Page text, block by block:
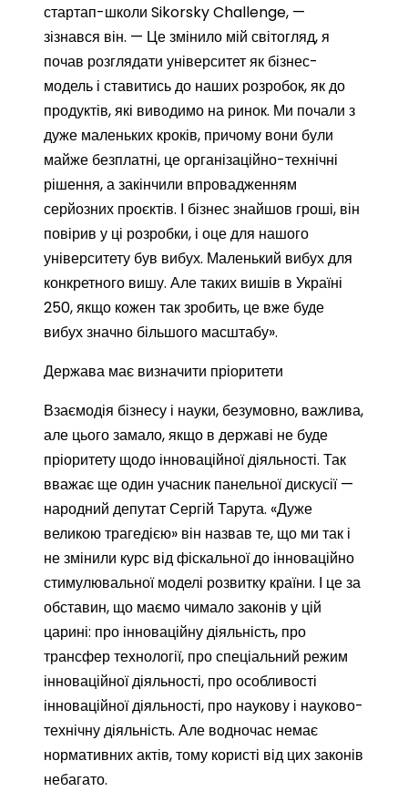
стартап-школи Sikorsky Challenge, —
зізнався він. — Це змінило мій світогляд, я
почав розглядати університет як бізнес-
модель і ставитись до наших розробок, як до
продуктів, які виводимо на ринок. Ми почали з
дуже маленьких кроків, причому вони були
майже безплатні, це організаційно-технічні
рішення, а закінчили впровадженням
серйозних проєктів. І бізнес знайшов гроші, він
повірив у ці розробки, і оце для нашого
університету був вибух. Маленький вибух для
конкретного вишу. Але таких вишів в Україні
250, якщо кожен так зробить, це вже буде
вибух значно більшого масштабу».
Держава має визначити пріоритети
Взаємодія бізнесу і науки, безумовно, важлива,
але цього замало, якщо в державі не буде
пріоритету щодо інноваційної діяльності. Так
вважає ще один учасник панельної дискусії —
народний депутат Сергій Тарута. «Дуже
великою трагедією» він назвав те, що ми так і
не змінили курс від фіскальної до інноваційно
стимулювальної моделі розвитку країни. І це за
обставин, що маємо чимало законів у цій
царині: про інноваційну діяльність, про
трансфер технології, про спеціальний режим
інноваційної діяльності, про особливості
інноваційної діяльності, про наукову і науково-
технічну діяльність. Але водночас немає
нормативних актів, тому користі від цих законів
небагато.